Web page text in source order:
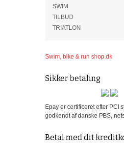
SWIM
TILBUD
TRIATLON
Swim, bike & run shop.dk
Sikker betaling
Epay er certificeret efter PCI
godkendt af danske PBS,
Betal med dit